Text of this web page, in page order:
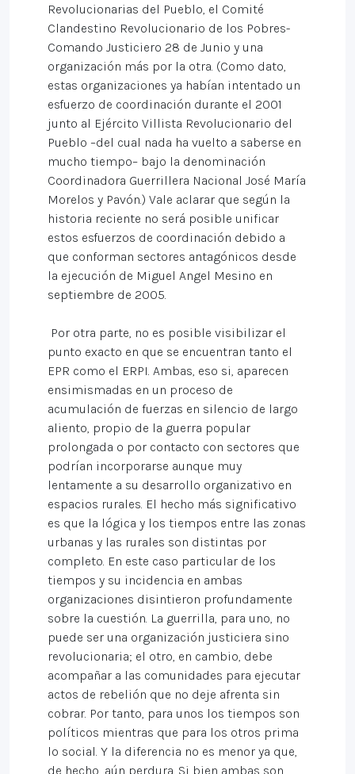
Revolucionarias del Pueblo, el Comité
Clandestino Revolucionario de los Pobres-
Comando Justiciero 28 de Junio y una
organización más por la otra. (Como dato,
estas organizaciones ya habían intentado un
esfuerzo de coordinación durante el 2001
junto al Ejército Villista Revolucionario del
Pueblo –del cual nada ha vuelto a saberse en
mucho tiempo– bajo la denominación
Coordinadora Guerrillera Nacional José María
Morelos y Pavón.) Vale aclarar que según la
historia reciente no será posible unificar
estos esfuerzos de coordinación debido a
que conforman sectores antagónicos desde
la ejecución de Miguel Angel Mesino en
septiembre de 2005.
Por otra parte, no es posible visibilizar el
punto exacto en que se encuentran tanto el
EPR como el ERPI. Ambas, eso si, aparecen
ensimismadas en un proceso de
acumulación de fuerzas en silencio de largo
aliento, propio de la guerra popular
prolongada o por contacto con sectores que
podrían incorporarse aunque muy
lentamente a su desarrollo organizativo en
espacios rurales. El hecho más significativo
es que la lógica y los tiempos entre las zonas
urbanas y las rurales son distintas por
completo. En este caso particular de los
tiempos y su incidencia en ambas
organizaciones disintieron profundamente
sobre la cuestión. La guerrilla, para uno, no
puede ser una organización justiciera sino
revolucionaria; el otro, en cambio, debe
acompañar a las comunidades para ejecutar
actos de rebelión que no deje afrenta sin
cobrar. Por tanto, para unos los tiempos son
políticos mientras que para los otros prima
lo social. Y la diferencia no es menor ya que,
de hecho, aún perdura. Si bien ambas son